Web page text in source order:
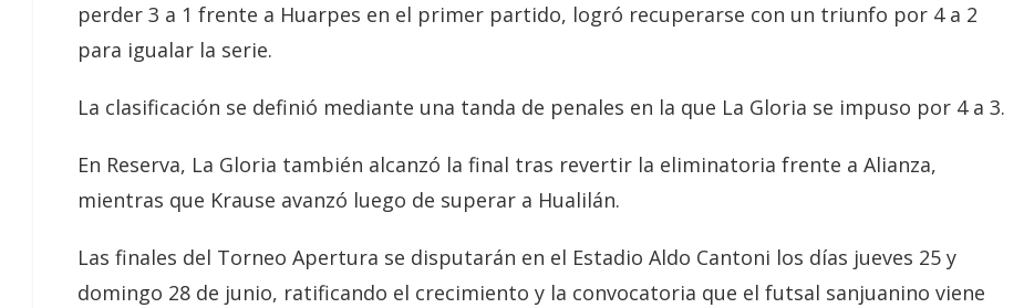
perder 3 a 1 frente a Huarpes en el primer partido, logró recuperarse con un triunfo por 4 a 2
para igualar la serie.
La clasificación se definió mediante una tanda de penales en la que La Gloria se impuso por 4 a 3.
En Reserva, La Gloria también alcanzó la final tras revertir la eliminatoria frente a Alianza,
mientras que Krause avanzó luego de superar a Hualilán.
Las finales del Torneo Apertura se disputarán en el Estadio Aldo Cantoni los días jueves 25 y
domingo 28 de junio, ratificando el crecimiento y la convocatoria que el futsal sanjuanino viene